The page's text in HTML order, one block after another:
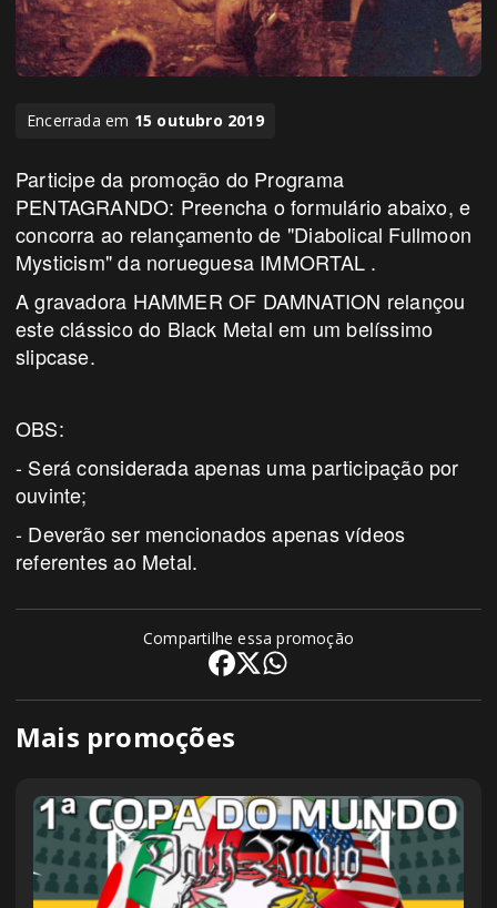
Encerrada em 15 outubro 2019
Participe da promoção do Programa
PENTAGRANDO: Preencha o formulário abaixo, e
concorra ao relançamento de "Diabolical Fullmoon
Mysticism" da norueguesa IMMORTAL .
A gravadora HAMMER OF DAMNATION relançou
este clássico do Black Metal em um belíssimo
slipcase.
OBS:
- Será considerada apenas uma participação por
ouvinte;
- Deverão ser mencionados apenas vídeos
referentes ao Metal.
Compartilhe essa promoção
Mais promoções